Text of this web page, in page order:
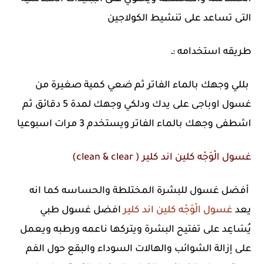
التى تساعد على تنشيط الكولاجين
طريقه استخدامه :ـ
بللي وجهك بالماء الفاتر ثم ضعي كمية صغيرة من
غسول اوباجى على يدك ودلكي وجهك لمدة 5 دقائق ثم
اشطفى وجهك بالماء الفاتر ويستخدم 3 مرات اسبوعيا
غسول الْوَجْه كلين اند كلير ( clean & clear)
أفضل غسول للبشرة المختلطة والحساسه كما انه
يعد غسول الْوَجْه كلين اند كليرافضل غسول طبي
يُسَاعِد على تفتيح البشرة ويتركها ناعمه ورطبه ويعمل
على إزالة الشوائب والهالات السوداء والبقع حول الفم